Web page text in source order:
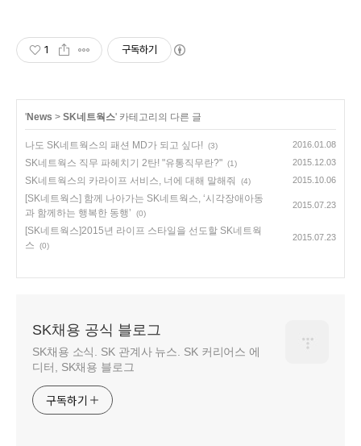
1 구독하기
'News > SK네트웍스' 카테고리의 다른 글
나도 SK네트웍스의 패션 MD가 되고 싶다! (3) 2016.01.08
SK네트웍스 직무 파헤치기 2탄! "유통직무란?" (1) 2015.12.03
SK네트웍스의 카라이프 서비스, 너에 대해 말해줘 (4) 2015.10.06
[SK네트웍스] 함께 나아가는 SK네트웍스, ‘시각장애아동
과 함께하는 행복한 동행’
(0)
2015.07.23
[SK네트웍스]2015년 라이프 스타일을 선도할 SK네트웍
스
(0)
2015.07.23
SK채용 공식 블로그
SK채용 소식. SK 관계사 뉴스. SK 커리어스 에
디터, SK채용 블로그
구독하기